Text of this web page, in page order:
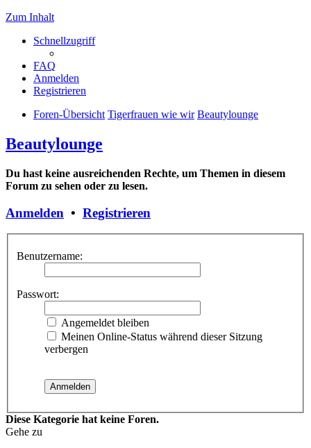
Zum Inhalt
Schnellzugriff
FAQ
Anmelden
Registrieren
Foren-Übersicht Tigerfrauen wie wir Beautylounge
Beautylounge
Du hast keine ausreichenden Rechte, um Themen in diesem
Forum zu sehen oder zu lesen.
Anmelden • Registrieren
Benutzername:
Passwort:
Angemeldet bleiben
Meinen Online-Status während dieser Sitzung
verbergen
Diese Kategorie hat keine Foren.
Gehe zu